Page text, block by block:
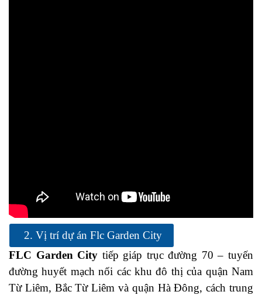
2. Vị trí dự án Flc Garden City
FLC Garden City tiếp giáp trục đường 70 – tuyến
đường huyết mạch nối các khu đô thị của quận Nam
Từ Liêm, Bắc Từ Liêm và quận Hà Đông, cách trung